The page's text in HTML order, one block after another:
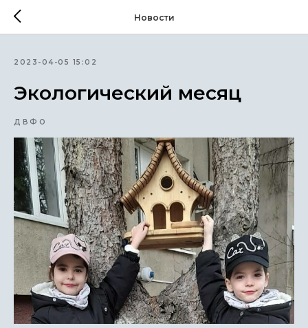
Новости
2023-04-05 15:02
Экологический месяц
ДВФО